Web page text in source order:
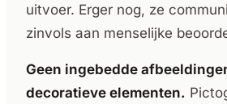
uitvoer. Erger nog, ze
zinvols aan menselijke
Geen ingebedde
decoratieve elementen.